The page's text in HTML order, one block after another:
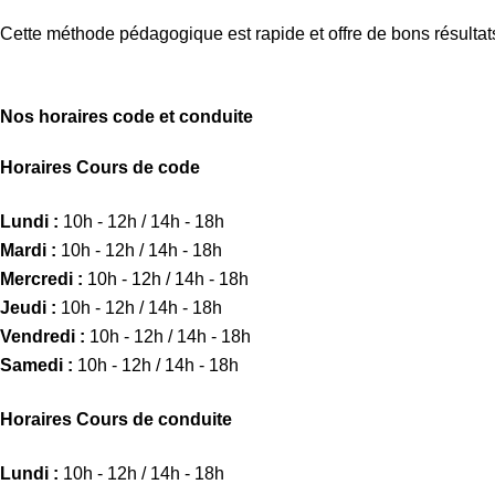
Cette méthode pédagogique est rapide et offre de bons
Nos horaires code et conduite
Horaires Cours de code
Lundi : 10h - 12h / 14h - 18h
Mardi : 10h - 12h / 14h - 18h
Mercredi : 10h - 12h / 14h - 18h
Jeudi : 10h - 12h / 14h - 18h
Vendredi : 10h - 12h / 14h - 18h
Samedi : 10h - 12h / 14h - 18h
Horaires Cours de conduite
Lundi : 10h - 12h / 14h - 18h